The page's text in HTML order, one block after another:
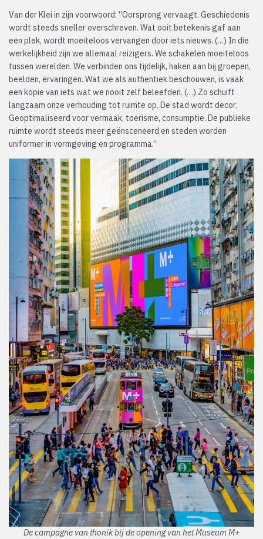
Van der Klei in zijn voorwoord: “Oorsprong vervaagt. Geschiedenis
wordt steeds sneller overschreven. Wat ooit betekenis gaf aan
een plek, wordt moeiteloos vervangen door iets nieuws. (…) In die
werkelijkheid zijn we allemaal reizigers. We schakelen moeiteloos
tussen werelden. We verbinden ons tijdelijk, haken aan bij groepen,
beelden, ervaringen. Wat we als authentiek beschouwen, is vaak
een kopie van iets wat we nooit zelf beleefden. (…) Zo schuift
langzaam onze verhouding tot ruimte op. De stad wordt decor.
Geoptimaliseerd voor vermaak, toerisme, consumptie. De publieke
ruimte wordt steeds meer geënsceneerd en steden worden
uniformer in vormgeving en programma.”
De campagne van thonik bij de opening van het Museum M+